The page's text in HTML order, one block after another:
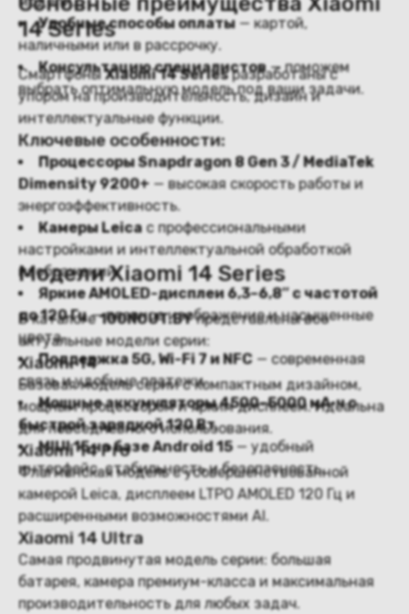
Удобные способы оплаты— картой,
наличными или в рассрочку.
Консультацию специалистов— поможем
выбрать оптимальную модель под ваши задачи.
14 Series
СмартфоныXiaomi 14 Seriesразработаны с
упором на производительность, дизайн и
интеллектуальные функции.
Ключевые особенности:
Процессоры Snapdragon 8 Gen 3 / MediaTek
Dimensity 9200+ — высокая скорость работы и
энергоэффективность.
Камеры Leicaс профессиональными
настройками и интеллектуальной обработкой
изображений.
Яркие AMOLED-дисплеи 6,3–6,8″ с частотой
до 120 Гц— плавное изображение и насыщенные
цвета.
Поддержка 5G, Wi-Fi 7 и NFC — современная
связь и удобные платежи.
Мощные аккумуляторы 4500–5000 мА·ч с
быстрой зарядкой 120 Вт.
MIUI 15 на базе Android 15— удобный
интерфейс, стабильность и безопасность.
Модели Xiaomi 14 Series
В каталоге100NOUT.BYпредставлены все
актуальные модели серии:
Xiaomi 14
Базовая модель серии с компактным дизайном,
мощным процессором и ярким дисплеем. Идеальна
для повседневного использования.
Xiaomi 14 Pro
Флагманская модель с усовершенствованной
камерой Leica, дисплеем LTPO AMOLED 120 Гц и
расширенными возможностями AI.
Xiaomi 14 Ultra
Самая продвинутая модель серии: большая
батарея, камера премиум-класса и максимальная
производительность для любых задач.